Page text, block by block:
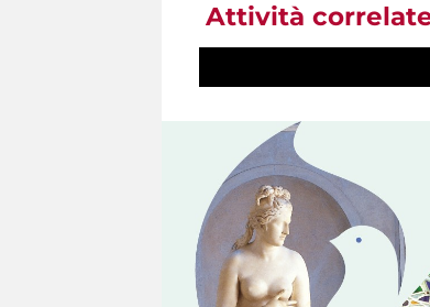
Attività